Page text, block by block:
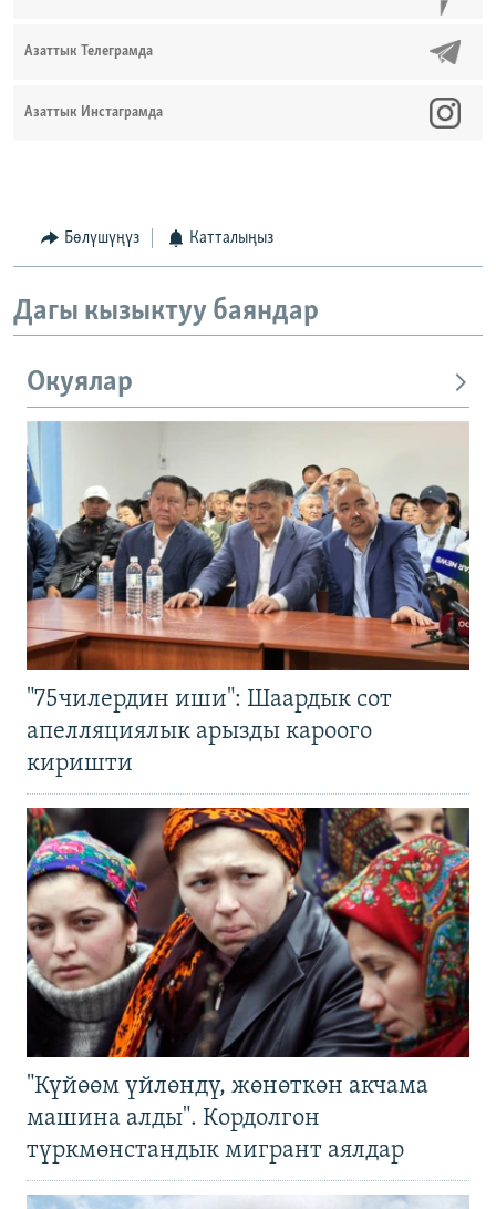
Азаттык Телеграмда
Азаттык Инстаграмда
Бөлүшүңүз Катталыңыз
Дагы кызыктуу баяндар
Окуялар
"75чилердин иши": Шаардык сот
апелляциялык арызды кароого
киришти
"Күйөөм үйлөндү, жөнөткөн акчама
машина алды". Кордолгон
түркмөнстандык мигрант аялдар